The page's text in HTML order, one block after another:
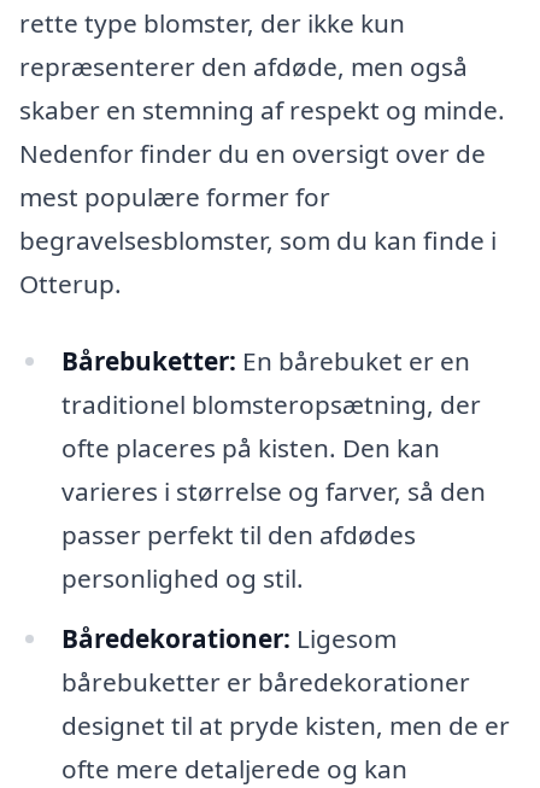
rette type blomster, der ikke kun
repræsenterer den afdøde, men også
skaber en stemning af respekt og minde.
Nedenfor finder du en oversigt over de
mest populære former for
begravelsesblomster, som du kan finde i
Otterup.
Bårebuketter: En bårebuket er en
traditionel blomsteropsætning, der
ofte placeres på kisten. Den kan
varieres i størrelse og farver, så den
passer perfekt til den afdødes
personlighed og stil.
Båredekorationer: Ligesom
bårebuketter er båredekorationer
designet til at pryde kisten, men de er
ofte mere detaljerede og kan